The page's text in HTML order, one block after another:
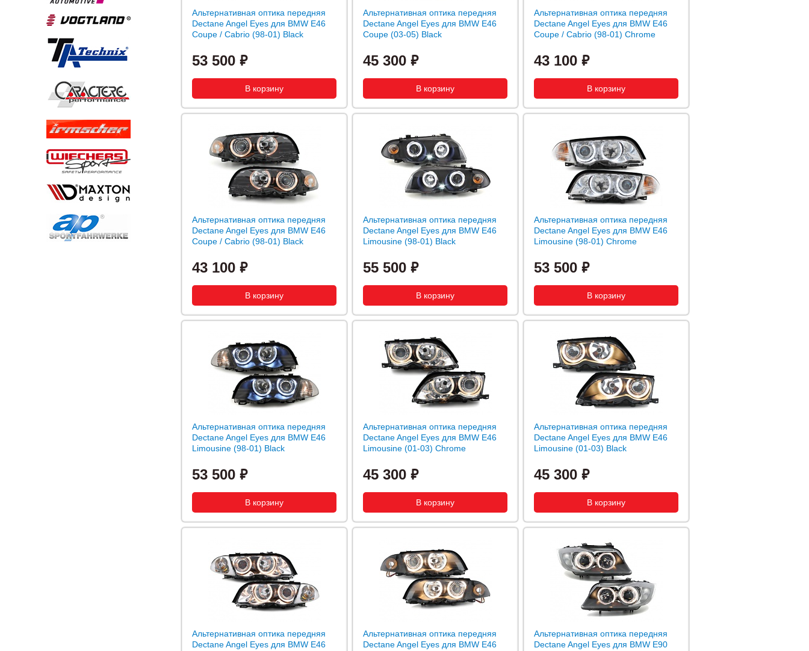
Альтернативная оптика передняя
Dectane Angel Eyes для BMW E46
Coupe / Cabrio (98-01) Black
53 500
Альтернативная оптика передняя
Dectane Angel Eyes для BMW E46
Coupe (03-05) Black
45 300
Альтернативная оптика передняя
Dectane Angel Eyes для BMW E46
Coupe / Cabrio (98-01) Chrome
43 100
Альтернативная оптика передняя
Dectane Angel Eyes для BMW E46
Coupe / Cabrio (98-01) Black
43 100
Альтернативная оптика передняя
Dectane Angel Eyes для BMW E46
Limousine (98-01) Black
55 500
Альтернативная оптика передняя
Dectane Angel Eyes для BMW E46
Limousine (98-01) Chrome
53 500
Альтернативная оптика передняя
Dectane Angel Eyes для BMW E46
Limousine (98-01) Black
53 500
Альтернативная оптика передняя
Dectane Angel Eyes для BMW E46
Limousine (01-03) Chrome
45 300
Альтернативная оптика передняя
Dectane Angel Eyes для BMW E46
Limousine (01-03) Black
45 300
Альтернативная оптика передняя
Dectane Angel Eyes для BMW E46
Альтернативная оптика передняя
Dectane Angel Eyes для BMW E46
Альтернативная оптика передняя
Dectane Angel Eyes для BMW E90